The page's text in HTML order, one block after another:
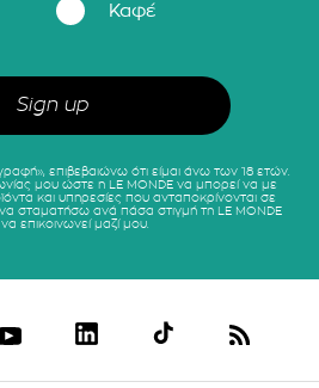
Καφέ
επιβεβαιώνω ότι είμαι άνω των 18 ετών.
μου ώστε η LE MONDE να μπορεί να με
και υπηρεσίες που ανταποκρίνονται σε
σταματήσω ανά πάσα στιγμή τη LE MONDE
επικοινωνεί μαζί μου.